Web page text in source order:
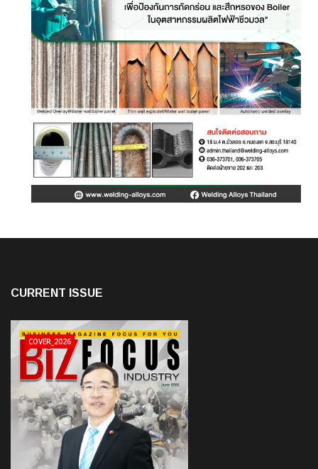
CURRENT ISSUE
COVER_2026